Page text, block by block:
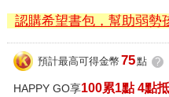
認購希望書包，幫助弱勢
預計最高可得金幣 75點 ?
HAPPY GO享100累1點 4點